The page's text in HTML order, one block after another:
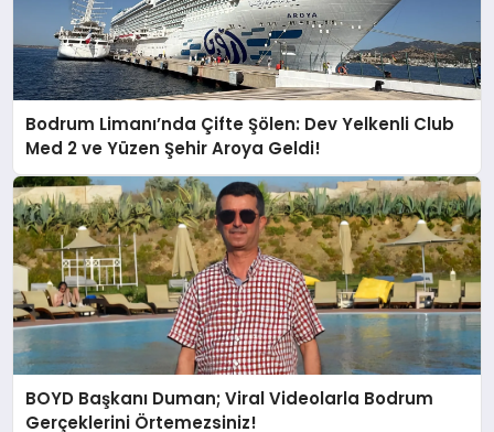
Bodrum Limanı’nda Çifte Şölen: Dev Yelkenli Club
Med 2 ve Yüzen Şehir Aroya Geldi!
BOYD Başkanı Duman; Viral Videolarla Bodrum
Gerçeklerini Örtemezsiniz!